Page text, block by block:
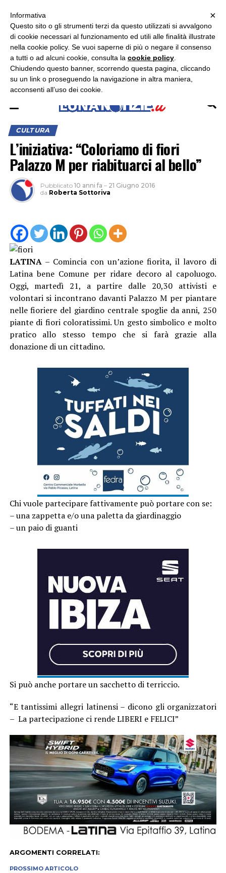
ASCOLTA RADIO LUNA
CULTURA
L’iniziativa: “Coloriamo di fiori
Palazzo M per riabituarci al bello”
Pubblicato 10 anni fa – 21 Giugno 2016
da Roberta Sottoriva
LATINA– Comincia con un’azione fiorita, il lavoro di
Latina bene Comune per ridare decoro al capoluogo.
Oggi, martedì 21, a partire dalle 20,30 attivisti e
volontari si incontrano davanti Palazzo M per piantare
nelle fioriere del giardino centrale spoglie da anni, 250
piante di fiori coloratissimi. Un gesto simbolico e molto
pratico allo stesso tempo che si farà grazie alla
donazione di un cittadino.
Chi vuole partecipare fattivamente può portare con se:
– una zappetta e/o una paletta da giardinaggio
– un paio di guanti
Si può anche portare un sacchetto di terriccio.
“E tantissimi allegri latinensi – dicono gli organizzatori
– La partecipazione ci rende LIBERI e FELICI”
ARGOMENTI CORRELATI:
PROSSIMO ARTICOLO
×
×
Informativa
Questo sito o gli strumenti terzi da questo utilizzati si avvalgono
di cookie necessari al funzionamento ed utili alle finalità illustrate
nella cookie policy. Se vuoi saperne di più o negare il consenso
a tutti o ad alcuni cookie, consulta la cookie policy
Chiudendo questo banner, scorrendo questa pagina, cliccando
su un link o proseguendo la navigazione in altra maniera,
acconsenti all’uso dei cookie.